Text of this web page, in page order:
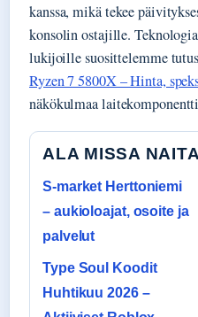
kanssa, mikä tekee
konsolin ostajille.
lukijoille suosittelemme
Ryzen 7 5800X – Hinta,
näkökulmaa
ALA MISSA NAITA
S-market Herttoniemi
– aukioloajat, osoite ja
palvelut
Type Soul Koodit
Huhtikuu 2026 –